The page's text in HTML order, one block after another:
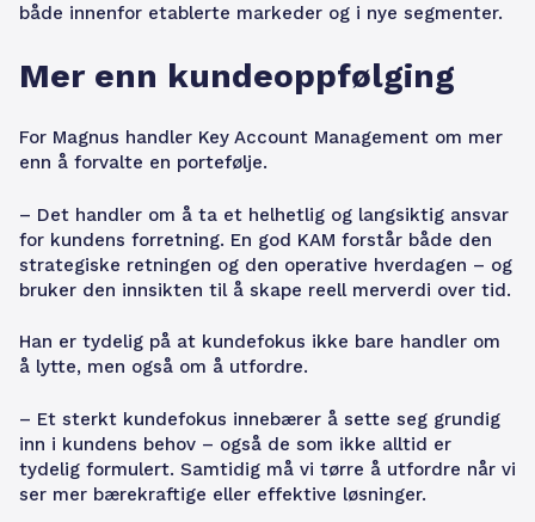
både innenfor etablerte markeder og i nye segmenter.
Mer enn kundeoppfølging
For Magnus handler Key Account Management om mer
enn å forvalte en portefølje.
– Det handler om å ta et helhetlig og langsiktig ansvar
for kundens forretning. En god KAM forstår både den
strategiske retningen og den operative hverdagen – og
bruker den innsikten til å skape reell merverdi over tid.
Han er tydelig på at kundefokus ikke bare handler om
å lytte, men også om å utfordre.
– Et sterkt kundefokus innebærer å sette seg grundig
inn i kundens behov – også de som ikke alltid er
tydelig formulert. Samtidig må vi tørre å utfordre når vi
ser mer bærekraftige eller effektive løsninger.